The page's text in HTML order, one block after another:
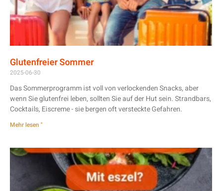
Glutenfreier Sommer
2025-06-30
Das Sommerprogramm ist voll von verlockenden Snacks, aber
wenn Sie glutenfrei leben, sollten Sie auf der Hut sein. Strandbars,
Cocktails, Eiscreme - sie bergen oft versteckte Gefahren.
Mehr lesen "